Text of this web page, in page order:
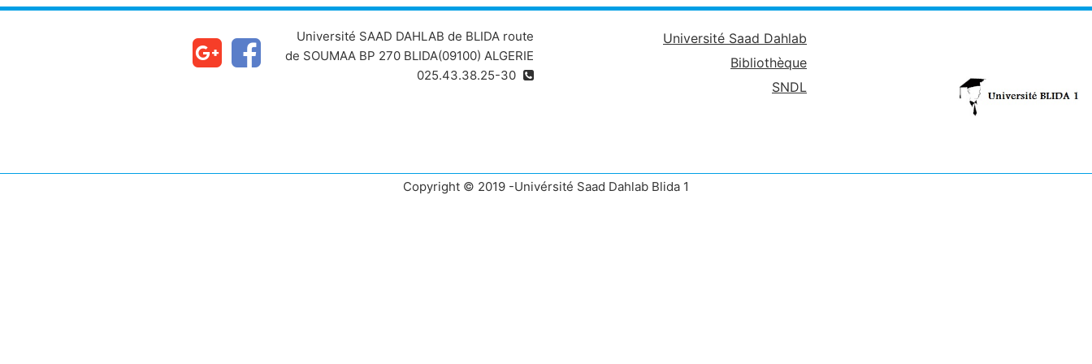
Université Saad Dahlab
Bibliothèque
SNDL
Université SAAD DAHLAB de BLIDA route
de SOUMAA BP 270 BLIDA(09100) ALGERIE
Copyright © 2019 -Univérsité Saad Dahlab Blida 1